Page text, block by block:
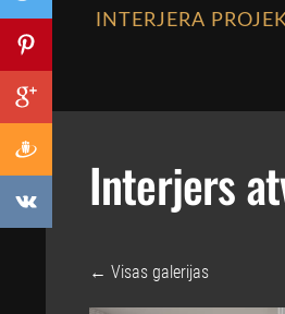
INTERJERA
Interjers
Visas galerijas